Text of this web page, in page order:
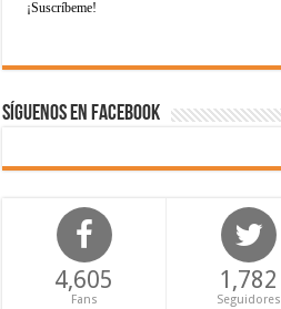
Síguenos en Facebook
4,605
Fans
1,782
Seguidores